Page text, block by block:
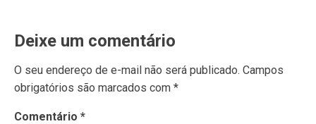
Deixe um comentário
O seu endereço de e-mail não será publicado. Campos
obrigatórios são marcados com *
Comentário *